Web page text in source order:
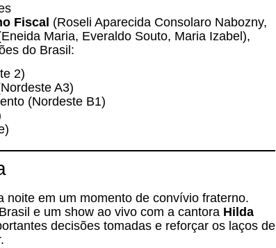
Fiscal (Roseli Aparecida Consolaro Nabozny,
Maria, Everaldo Souto, Maria Izabel),
do Brasil:
2)
A3)
(Nordeste B1)
em um momento de convívio fraterno.
e um show ao vivo com a cantora Hilda
decisões tomadas e reforçar os laços de